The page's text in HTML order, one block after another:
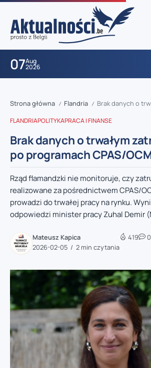
07Aug
2026
Strona główna / Flandria / Brak danych o trwałym
FLANDRIAPOLITYKAPRACA I FINANSE
Brak danych o trwałym
po programach CPAS/
Rząd flamandzki nie monitoruje, czy
realizowane za pośrednictwem CPAS/
prowadzi do trwałej pracy na rynku.
odpowiedzi minister pracy Zuhal Demir
Mateusz Kapica
2026-02-05
2 min czytania
419 0